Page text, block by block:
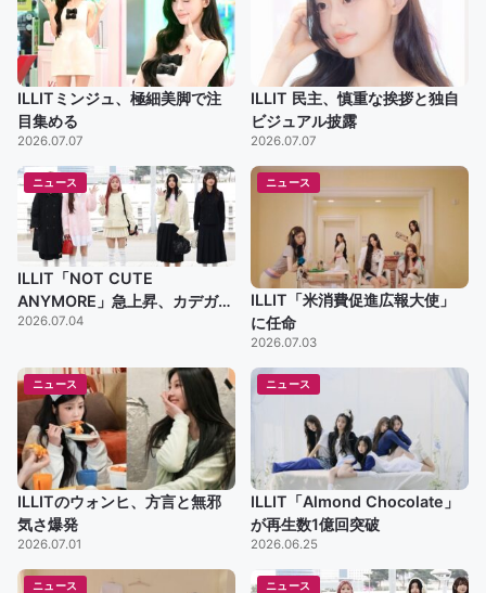
ILLITミンジュ、極細美脚で注
目集める
2026.07.07
ILLIT 民主、慎重な挨拶と独自
ビジュアル披露
2026.07.07
ニュース
ILLIT「NOT CUTE
ANYMORE」急上昇、カデガー
デンも再上昇
2026.07.04
ニュース
ILLIT「米消費促進広報大使」
に任命
2026.07.03
ニュース
ILLITのウォンヒ、方言と無邪
気さ爆発
2026.07.01
ニュース
ILLIT「Almond Chocolate」
が再生数1億回突破
2026.06.25
ニュース ニュース